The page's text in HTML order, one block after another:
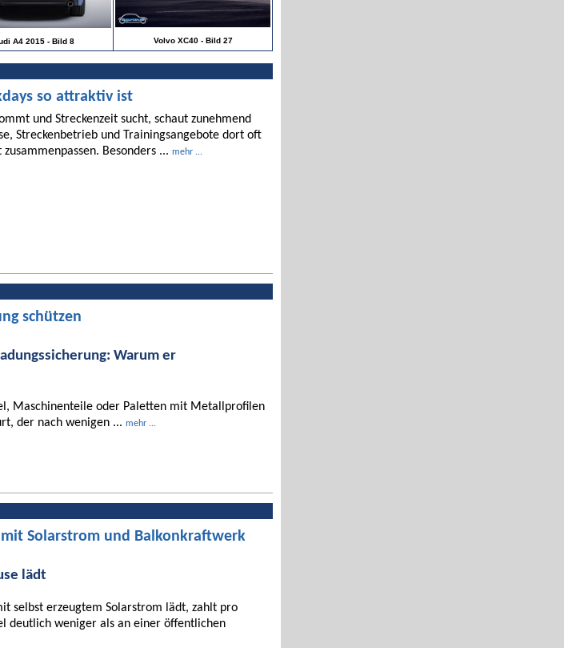
A4 2015 - Bild 8 Volvo XC40 - Bild 27
so attraktiv ist
und Streckenzeit sucht, schaut zunehmend
Streckenbetrieb und Trainingsangebote dort oft
Besonders ... mehr ...
schützen
Warum er
Maschinenteile oder Paletten mit Metallprofilen
der nach wenigen ... mehr ...
mit Solarstrom und Balkonkraftwerk
lädt
selbst erzeugtem Solarstrom lädt, zahlt pro
deutlich weniger als an einer öffentlichen